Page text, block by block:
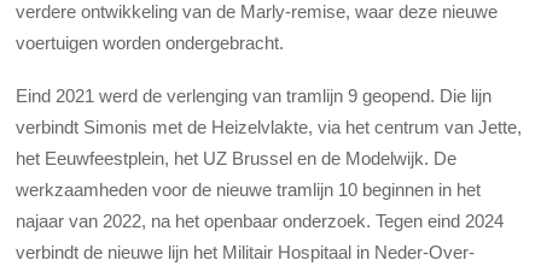
verdere ontwikkeling van de Marly-remise, waar deze nieuwe
voertuigen worden ondergebracht.
Eind 2021 werd de verlenging van tramlijn 9 geopend. Die lijn
verbindt Simonis met de Heizelvlakte, via het centrum van Jette,
het Eeuwfeestplein, het UZ Brussel en de Modelwijk. De
werkzaamheden voor de nieuwe tramlijn 10 beginnen in het
najaar van 2022, na het openbaar onderzoek. Tegen eind 2024
verbindt de nieuwe lijn het Militair Hospitaal in Neder-Over-